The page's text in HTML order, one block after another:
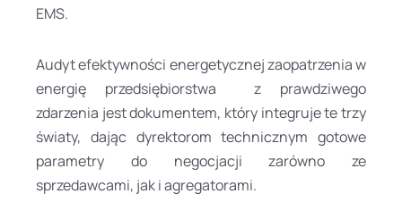
EMS.
Audyt efektywności energetycznej zaopatrzenia w
energię przedsiębiorstwa z prawdziwego
zdarzenia jest dokumentem, który integruje te trzy
światy, dając dyrektorom technicznym gotowe
parametry do negocjacji zarówno ze
sprzedawcami, jak i agregatorami.